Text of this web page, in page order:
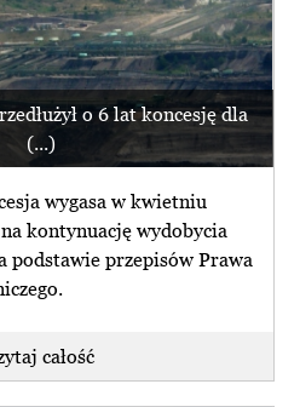
Turowa wybrał
i antyunijną oraz
węglowy.
czytaj całość
wyrok ws. Turowa.
o 6 lat koncesję dla
(...)
wygasa w kwietniu
kontynuację wydobycia
podstawie przepisów Prawa
całość